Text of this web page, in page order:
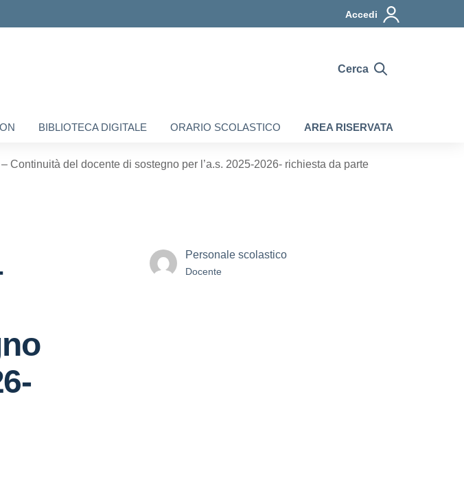
Accedi
Cerca
BIBLIOTECA DIGITALE ORARIO SCOLASTICO AREA RISERVATA
Continuità del docente di sostegno per l’a.s. 2025-2026- richiesta da parte
Personale scolastico
Docente